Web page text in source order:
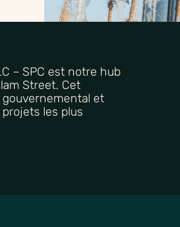
– SPC est notre hub
Street. Cet
et
les plus